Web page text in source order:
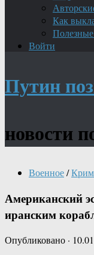
Как
Войти
Путин
новости
Военное/
Американский
иранским
Опубликовано ·